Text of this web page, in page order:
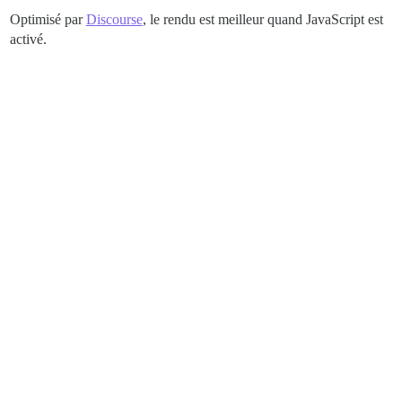
Optimisé parDiscourse, le rendu est meilleur quand JavaScript est
activé.